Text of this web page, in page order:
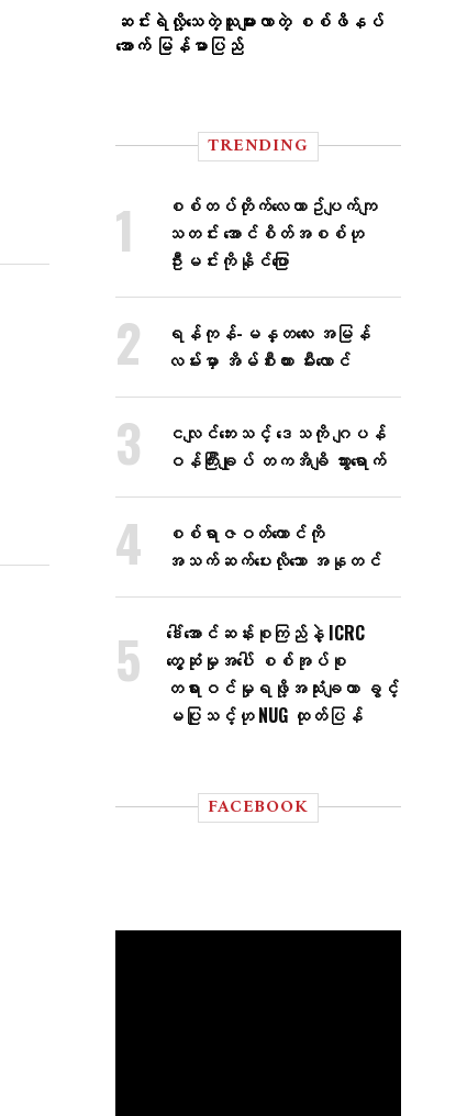
ဆင်းရဲလို့​သေတဲ့သူများလာတဲ့ စစ်ဖိနပ်​
အောက် မြန်မာပြည်
TRENDING
စစ်တပ်တိုက်​လေယာဥ်ပျက်ကျ
သတင်း အောင်စိတ်အစစ်ဟု
ဦးမင်းကိုနိုင်​ပြော
ရန်ကုန်-မန္တလေး အမြန်
လမ်းမှာ အိမ်စီးကား မီးလောင်
ငလျင်ဘေးသင့် ဒေသကို ဂျပန်
ဝန်ကြီးချုပ် တကအိချိ သွားရောက်
စစ်ရာဇဝတ်ကောင်ကို
အသက်ဆက်ပေးလိုသော အနုတင်
ဒေါ်အောင်ဆန်းစုကြည်နဲ့ ICRC
တွေ့ဆုံမှုအပေါ် စစ်အုပ်စု
တရားဝင်မှုရဖို့အသုံးချတာ ခွင့်
မပြုသင့်ဟု NUG ထုတ်ပြန်
FACEBOOK